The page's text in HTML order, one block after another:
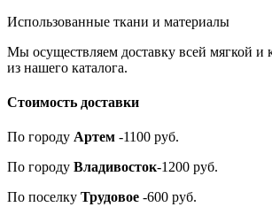
Использованные ткани и материалы
Мы осуществляем доставку всей мягкой и
из нашего каталога.
Стоимость доставки
По городу Артем -1100 руб.
По городу Владивосток-1200 руб.
По поселку Трудовое -600 руб.